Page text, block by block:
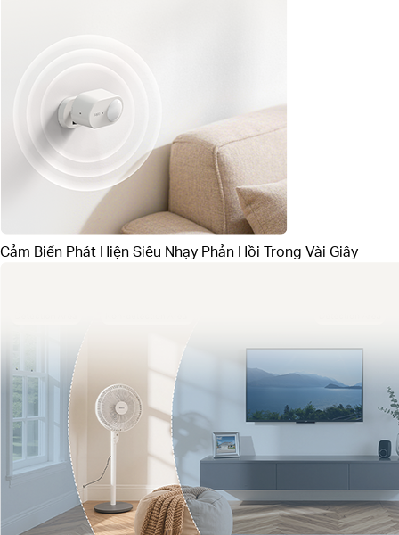
Cảm Biến Phát Hiện Siêu Nhạy Phản Hồi Trong Vài Giây